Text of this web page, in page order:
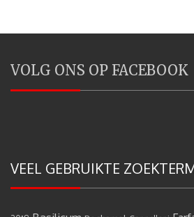
VOLG ONS OP FACEBOOK
VEEL GEBRUIKTE